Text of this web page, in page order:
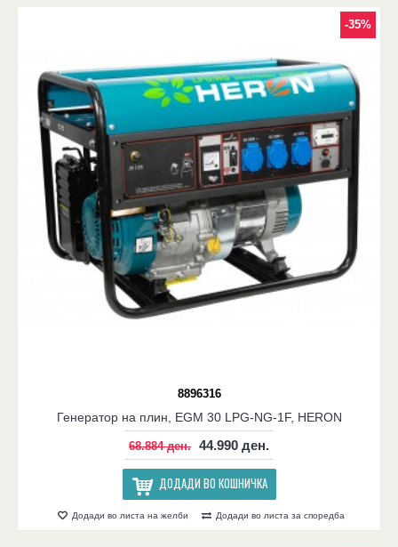
8896316
-35%
Генератор на плин, EGM 30 LPG-NG-1F, HERON
68.884 ден. 44.990 ден.
ДОДАДИ ВО КОШНИЧКА
Додади во листа на желби Додади во листа за споредба